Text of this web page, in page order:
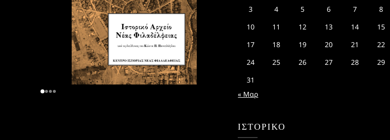
3
4 5 6 7 8
10
11 12 13 14 15
17
18 19 20 21 22
24
25 26 27 28 29
31
« Μαρ
ΙΣΤΟΡΙΚΌ